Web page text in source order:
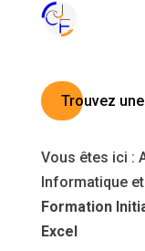
Trouvez
Vous êtes ici :
Informatique
Formation
Excel